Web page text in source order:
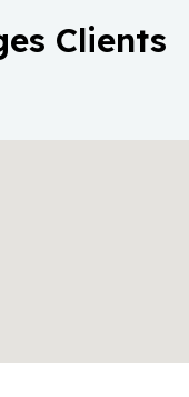
Clients